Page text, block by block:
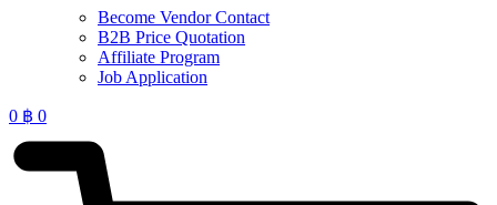
Become Vendor Contact
B2B Price Quotation
Affiliate Program
Job Application
0 ฿ 0